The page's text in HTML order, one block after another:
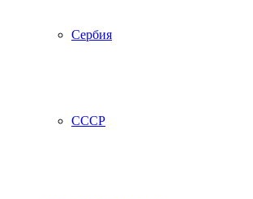
Сербия
СССР